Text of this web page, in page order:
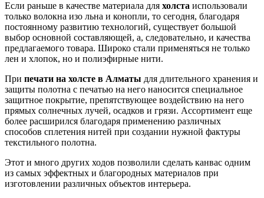
Если раньше в качестве материала для холста использовали
только волокна изо льна и конопли, то сегодня, благодаря
постоянному развитию технологий, существует большой
выбор основной составляющей, а, следовательно, и качества
предлагаемого товара. Широко стали применяться не только
лен и хлопок, но и полиэфирные нити.
При печати на холсте в Алматы для длительного хранения и
защиты полотна с печатью на него наносится специальное
защитное покрытие, препятствующее воздействию на него
прямых солнечных лучей, осадков и грязи. Ассортимент еще
более расширился благодаря применению различных
способов сплетения нитей при создании нужной фактуры
текстильного полотна.
Этот и много других ходов позволили сделать канвас одним
из самых эффектных и благородных материалов при
изготовлении различных объектов интерьера.